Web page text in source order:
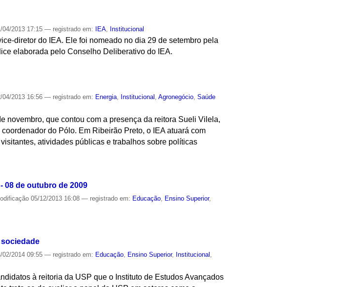
04/2013 17:15— registrado em: IEA, Institucional
diretor do IEA. Ele foi nomeado no dia 29 de setembro pela
elaborada pelo Conselho Deliberativo do IEA.
04/2013 16:56— registrado em: Energia Institucional ,Agronegócio ,Saúde
novembro, que contou com a presença da reitora Sueli Vilela,
do Pólo. Em Ribeirão Preto, o IEA atuará com
atividades públicas e trabalhos sobre políticas
08 de outubro de 2009
05/12/2013 16:08— registrado em: Educação Ensino Superior,
02/2014 09:55— registrado em: Educação, Ensino Superior, Institucional ,
à reitoria da USP que o Instituto de Estudos Avançados